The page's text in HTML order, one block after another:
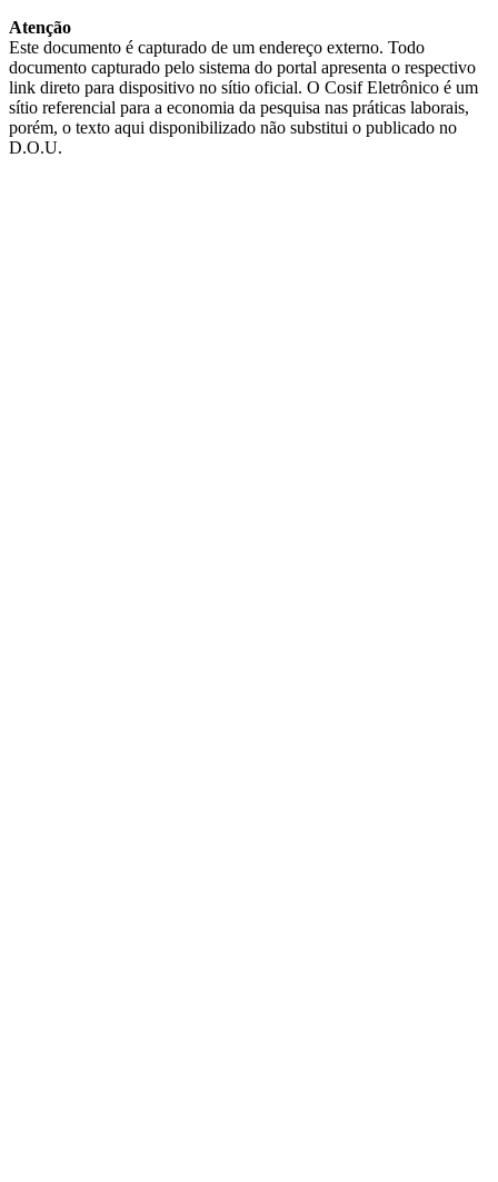
Atenção
Este documento é capturado de um endereço externo. Todo
documento capturado pelo sistema do portal apresenta o respectivo
link direto para dispositivo no sítio oficial. O Cosif Eletrônico é um
sítio referencial para a economia da pesquisa nas práticas laborais,
porém, o texto aqui disponibilizado não substitui o publicado no
D.O.U.